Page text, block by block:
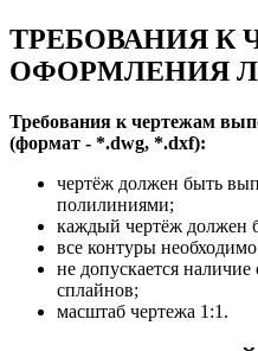
ТРЕБОВАНИЯ К
ОФОРМЛЕНИЯ
Требования к чертежам
(формат - *.dwg, *.dxf):
чертёж должен быть
полилиниями;
каждый чертёж должен
все контуры
не допускается
сплайнов;
масштаб чертежа 1:1.